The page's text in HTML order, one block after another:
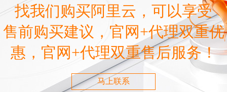
找我们购买阿里云，可以享受
售前购买建议，官网+代理双重优
惠，官网+代理双重售后服务！
马上联系